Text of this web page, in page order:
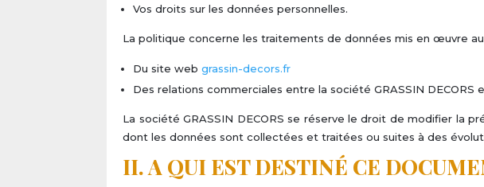
Vos droits sur les données personnelles.
La politique concerne les traitements de données mis en œuvre au
Du site webgrassin-decors.fr
Des relations commerciales entre la société GRASSIN DECORS
La société GRASSIN DECORS se réserve le droit de modifier la
dont les données sont collectées et traitées ou suites à des
II. A QUI EST DESTINÉ CE